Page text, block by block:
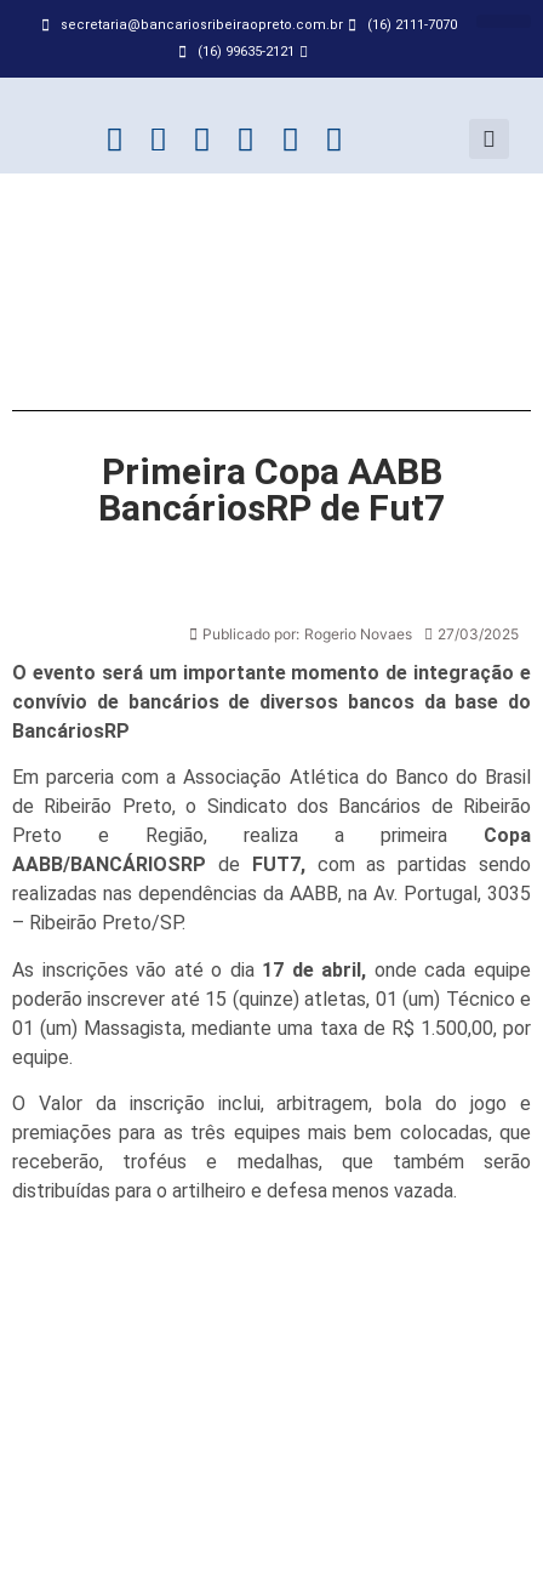
secretaria@bancariosribeiraopreto.com.br
(16) 2111-7070
(16) 99635-2121
Primeira Copa AABB
BancáriosRP de Fut7
Publicado por: Rogerio Novaes 27/03/2025
O evento será um importante momento de integração e
convívio de bancários de diversos bancos da base do
BancáriosRP
Em parceria com a Associação Atlética do Banco do Brasil
de Ribeirão Preto, o Sindicato dos Bancários de Ribeirão
Preto e Região, realiza a primeira Copa
AABB/BANCÁRIOSRP de FUT7, com as partidas sendo
realizadas nas dependências da AABB, na Av. Portugal, 3035
– Ribeirão Preto/SP.
As inscrições vão até o dia 17 de abril, onde cada equipe
poderão inscrever até 15 (quinze) atletas, 01 (um) Técnico e
01 (um) Massagista, mediante uma taxa de R$ 1.500,00, por
equipe.
O Valor da inscrição inclui, arbitragem, bola do jogo e
premiações para as três equipes mais bem colocadas, que
receberão, troféus e medalhas, que também serão
distribuídas para o artilheiro e defesa menos vazada.